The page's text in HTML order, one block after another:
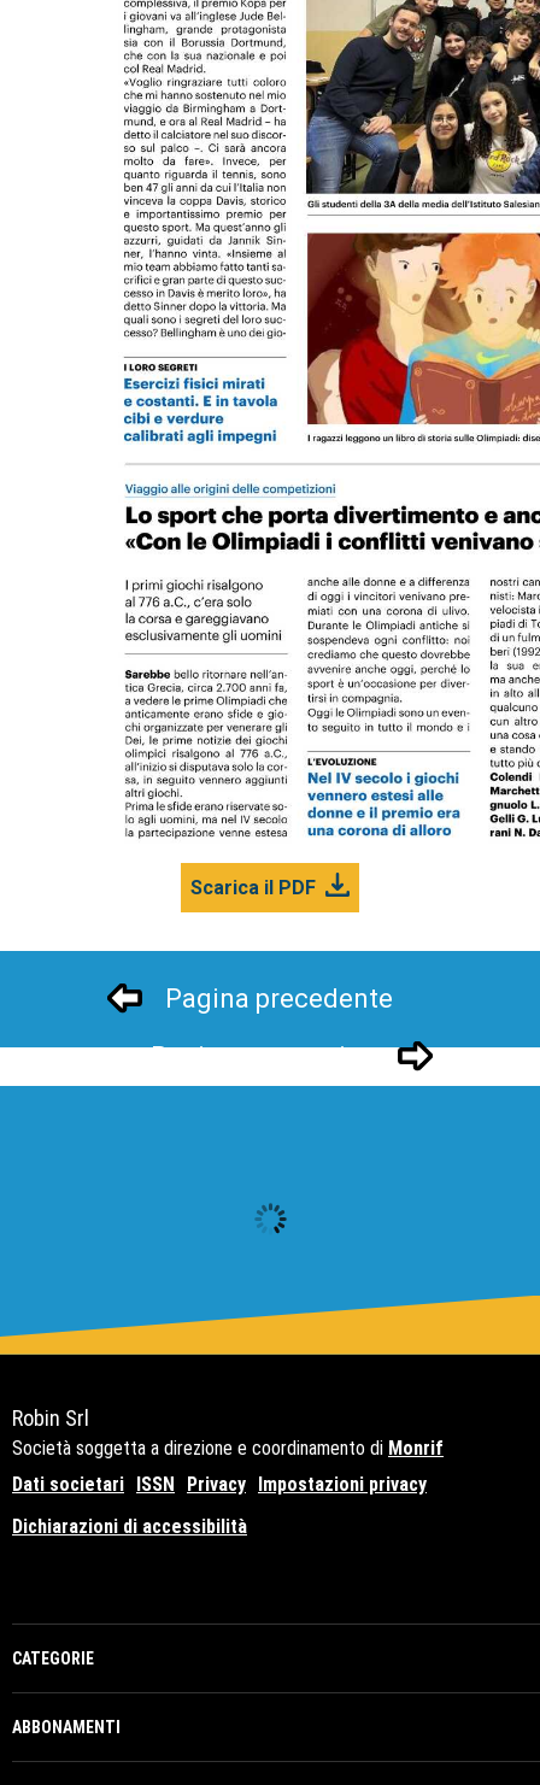
Scarica il PDF
Pagina precedente
Pagina successivo
Robin Srl
Società soggetta a direzione e coordinamento di Monrif
Dati societari ISSN Privacy Impostazioni privacy
Dichiarazioni di accessibilità
CATEGORIE
ABBONAMENTI